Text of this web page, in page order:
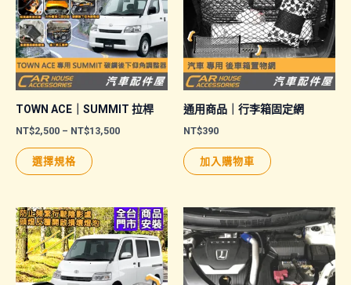
TOWN ACE｜SUMMIT 拉桿
NT$2,500 – NT$13,500價
NT$13,500
選擇規格
有
多
種
款
通用商品｜行李箱固定網
NT$390
加入購物車